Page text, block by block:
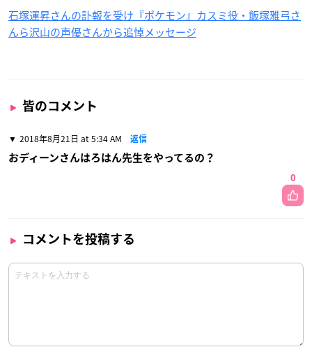
石塚運昇さんの訃報を受け『ポケモン』カスミ役・飯塚雅弓さ
んら沢山の声優さんから追悼メッセージ
皆のコメント
2018年8月21日 at 5:34 AM 返信
おディーンさんはろはん先生をやってるの？
0
コメントを投稿する